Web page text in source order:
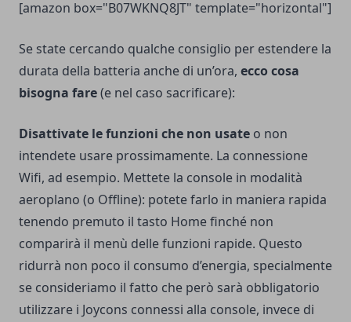
[amazon box="B07WKNQ8JT" template="horizontal"]
Se state cercando qualche consiglio per estendere la
durata della batteria anche di un’ora, ecco cosa
bisogna fare(e nel caso sacrificare):
Disattivate le funzioni che non usate o non
intendete usare prossimamente. La connessione
Wifi, ad esempio. Mettete la console in modalità
aeroplano (o Offline): potete farlo in maniera rapida
tenendo premuto il tasto Home finché non
comparirà il menù delle funzioni rapide. Questo
ridurrà non poco il consumo d’energia, specialmente
se consideriamo il fatto che però sarà obbligatorio
utilizzare i Joycons connessi alla console, invece di